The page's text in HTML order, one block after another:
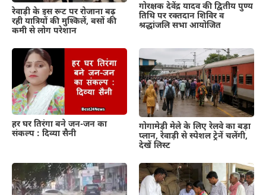
रेवाड़ी के इस रूट पर रोजाना बढ़
रही यात्रियों की मुश्किलें, बसों की
कमी से लोग परेशान
गोरक्षक देवेंद्र यादव की द्वितीय पुण्य
तिथि पर रक्तदान शिविर व
श्रद्धांजलि सभा आयोजित
हर घर तिरंगा बने जन-जन का
संकल्प : दिव्या सैनी
गोगामेड़ी मेले के लिए रेलवे का बड़ा
प्लान, रेवाड़ी से स्पेशल ट्रेनें चलेंगी,
देखें लिस्ट